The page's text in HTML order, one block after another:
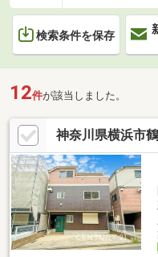
検索条件を保存
12件が該当しました。
神奈川県横浜市